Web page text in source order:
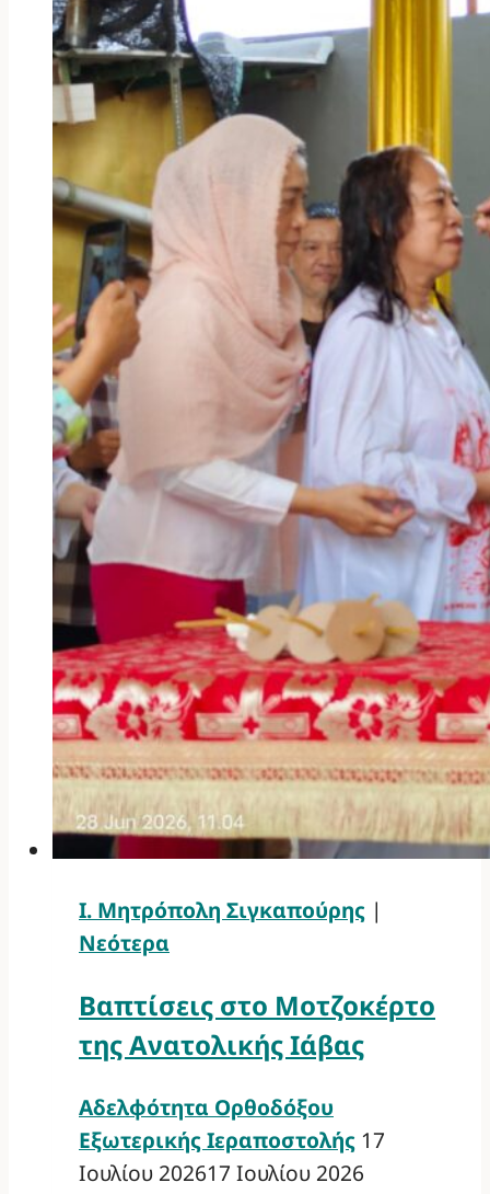
Ι. Μητρόπολη Σιγκαπούρης |
Νεότερα
Βαπτίσεις στο Μοτζοκέρτο
της Ανατολικής Ιάβας
Αδελφότητα Ορθοδόξου
Εξωτερικής Ιεραποστολής 17
Ιουλίου 202617 Ιουλίου 2026